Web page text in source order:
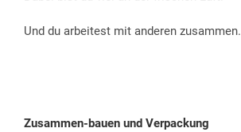
Und du arbeitest mit anderen zusammen.
Zusammen-bauen und Verpackung